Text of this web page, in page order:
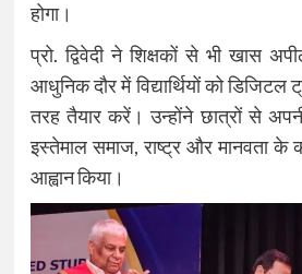
होगा।
प्रो. द्विवेदी ने शिक्षकों से भी खास
आधुनिक दौर में विद्यार्थियों को डिजिटल
तरह तैयार करें। उन्होंने छात्रों से
इस्तेमाल समाज, राष्ट्र और मानवता
आह्वान किया।